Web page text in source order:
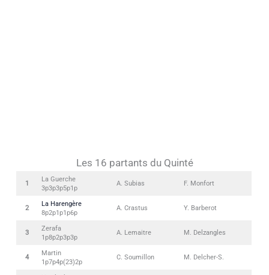
Les 16 partants du Quinté
1
La Guerche
3p3p3p5p1p
A. Subias F. Monfort
2
La Harengère
8p2p1p1p6p
A. Crastus Y. Barberot
3
Zerafa
1p8p2p3p3p
A. Lemaitre M. Delzangles
4
Martin
1p7p4p(23)2p
C. Soumillon M. Delcher-S.